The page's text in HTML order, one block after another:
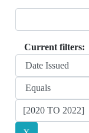
Current filters: